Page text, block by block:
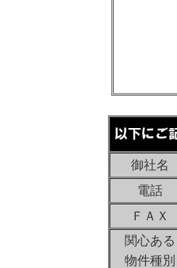
御社名
電話
ＦＡＸ
関心ある
物件種別